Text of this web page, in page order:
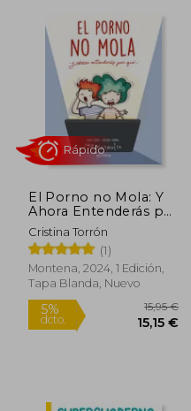
5%
dcto. 15,14 €
El Porno no Mola: Y
Ahora Entenderás por
qué
Cristina Torrón
(1)
Montena, 2024, 1 Edición,
Tapa Blanda, Nuevo
Rápido